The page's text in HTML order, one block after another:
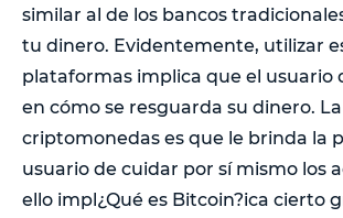
similar al de los bancos
tu dinero. Evidentemente, utilizar
plataformas implica que el usuario
en cómo se resguarda su dinero.
criptomonedas es que le brinda la
usuario de cuidar por sí mismo los
ello impl¿Qué es Bitcoin?ica cierto